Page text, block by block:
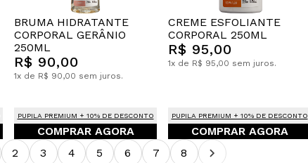
BRUMA HIDRATANTE
CORPORAL GERÂNIO
250ML
R$ 90,00
1x de R$ 90,00 sem juros.
PUPILA PREMIUM + 10% DE DESCONTO
COMPRAR AGORA
CREME ESFOLIANTE
CORPORAL 250ML
R$ 95,00
1x de R$ 95,00 sem juros.
PUPILA PREMIUM + 10% DE DESCONTO
COMPRAR AGORA
2 3 4 5 6 7 8